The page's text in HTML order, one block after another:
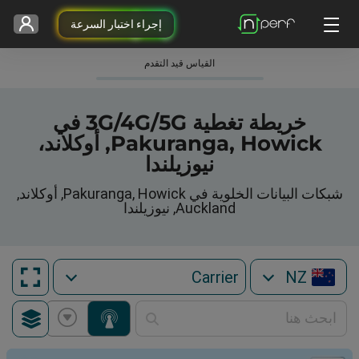
إجراء اختبار السرعة
القياس قيد التقدم
خريطة تغطية 3G/4G/5G في
Pakuranga, Howick, أوكلاند،
نيوزيلندا
شبكات البيانات الخلوية في Pakuranga, Howick, أوكلاند,
Auckland, نيوزيلندا
NZ